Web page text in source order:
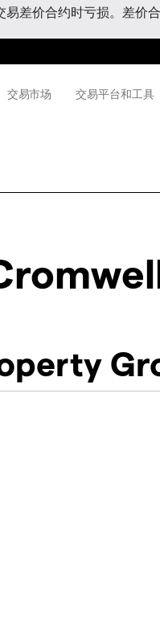
差价合约时亏损。差价
交易市场 交易平台和工具